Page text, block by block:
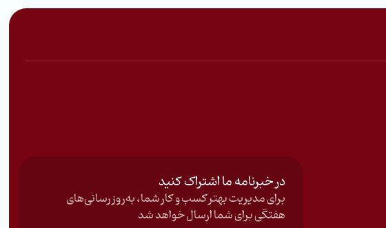
در خبرنامه ما اشتراک کنید
برای مدیریت بهتر کسب و کار شما، به‌روزرسانی‌های
هفتگی برای شما ارسال خواهد شد